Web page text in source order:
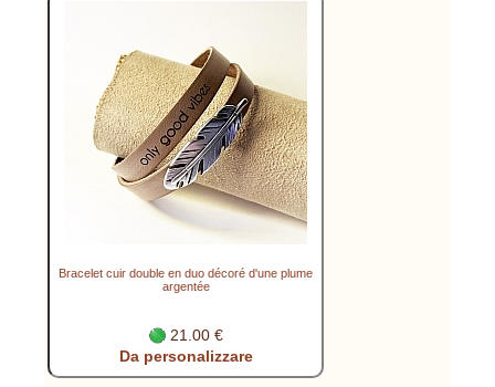
Bracelet cuir double en duo décoré d'une plume
argentée
21.00 €
Da personalizzare